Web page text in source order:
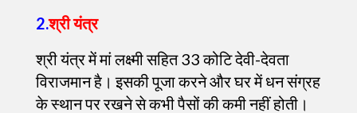
2.श्री यंत्र
श्री यंत्र में मां लक्ष्मी सहित 33 कोटि देवी-देवता
विराजमान है। इसकी पूजा करने और घर में धन संग्रह
के स्थान पर रखने से कभी पैसों की कमी नहीं होती।